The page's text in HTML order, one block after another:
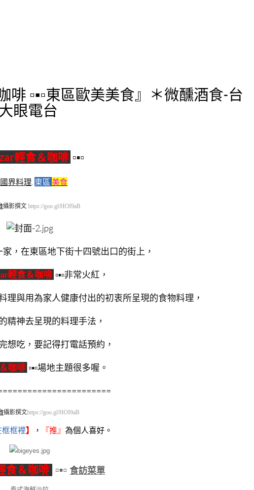
啡 ▫▪▫東區歐美美食』＊微醺酒食-台
眼電台
輕食＆咖啡 ▫▪▫
界料理 東區 美食
攝影撰文 https://goo.gl/HOI9aB
，在東區地下街十四號出口的街上，
輕食＆咖啡 ▫▪▫非常火紅，
理與用為家人健康付出的初衷所呈現的食物料理，
精神去呈現的料理手法，
想吃，要記得打電話預約，
咖啡 ▫▪▫場地主題很多喔。
攝影撰文https://goo.gl/HOI9aB
框框裡】 ， 『推』為個人喜好。
食＆咖啡 ▫▪▫ 食訪菜單